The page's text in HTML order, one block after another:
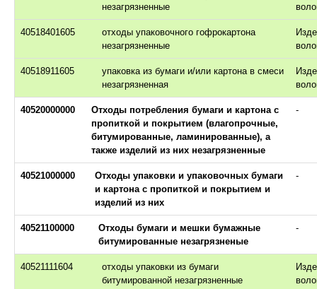
незагрязненные
40518401605
отходы упаковочного гофрокартона
незагрязненные
40518911605
упаковка из бумаги и/или картона в смеси
незагрязненная
40520000000
Отходы потребления бумаги и картона с
пропиткой и покрытием (влагопрочные,
битумированные, ламинированные), а
также изделий из них незагрязненные
-
40521000000
Отходы упаковки и упаковочных бумаги
и картона с пропиткой и покрытием и
изделий из них
-
40521100000
Отходы бумаги и мешки бумажные
битумированные незагрязненые
-
40521111604
отходы упаковки из бумаги
битумированной незагрязненные